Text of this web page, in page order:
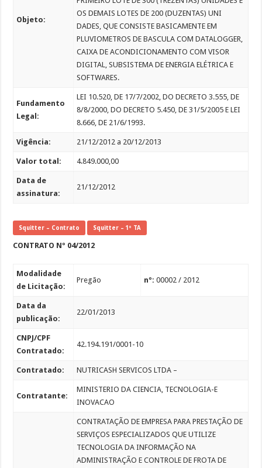
Objeto:
OS DEMAIS LOTES DE 200 (DUZENTAS) UNI
DADES, QUE CONSISTE BASICAMENTE EM
PLUVIOMETROS DE BASCULA COM DATALOGGER,
CAIXA DE ACONDICIONAMENTO COM VISOR
DIGITAL, SUBSISTEMA DE ENERGIA ELÉTRICA E
SOFTWARES.
Fundamento
Legal:
LEI 10.520, DE 17/7/2002, DO DECRETO 3.555, DE
8/8/2000, DO DECRETO 5.450, DE 31/5/2005 E LEI
8.666, DE 21/6/1993.
Vigência: 21/12/2012 a 20/12/2013
Valor total: 4.849.000,00
Data de
assinatura:
21/12/2012
Squitter – Contrato Squitter – 1º TA
CONTRATO Nº 04/2012
Modalidade
de Licitação:
Pregão nº:00002 / 2012
Data da
publicação:
22/01/2013
CNPJ/CPF
Contratado:
42.194.191/0001-10
Contratado: NUTRICASH SERVICOS LTDA –
Contratante:
MINISTERIO DA CIENCIA, TECNOLOGIA-E
INOVACAO
CONTRATAÇÃO DE EMPRESA PARA PRESTAÇÃO DE
SERVIÇOS ESPECIALIZADOS QUE UTILIZE
TECNOLOGIA DA INFORMAÇÃO NA
ADMINISTRAÇÃO E CONTROLE DE FROTA DE